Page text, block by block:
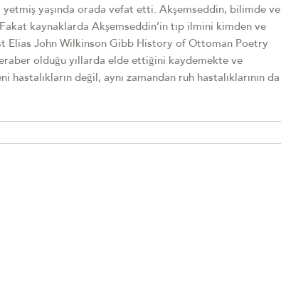
yaşında orada vefat etti. Akşemseddin, bilimde ve
kaynaklarda Akşemseddin’in tıp ilmini kimden ve
Elias John Wilkinson Gibb History of Ottoman Poetry
olduğu yıllarda elde ettiğini kaydemekte ve
değil, aynı zamandan ruh hastalıklarının da